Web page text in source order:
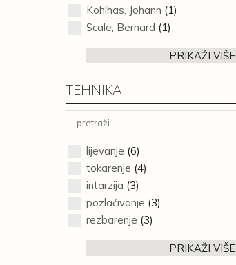
Kohlhas, Johann (1)
Scale, Bernard (1)
PRIKAŽI VIŠE
TEHNIKA
lijevanje (6)
tokarenje (4)
intarzija (3)
pozlaćivanje (3)
rezbarenje (3)
PRIKAŽI VIŠE